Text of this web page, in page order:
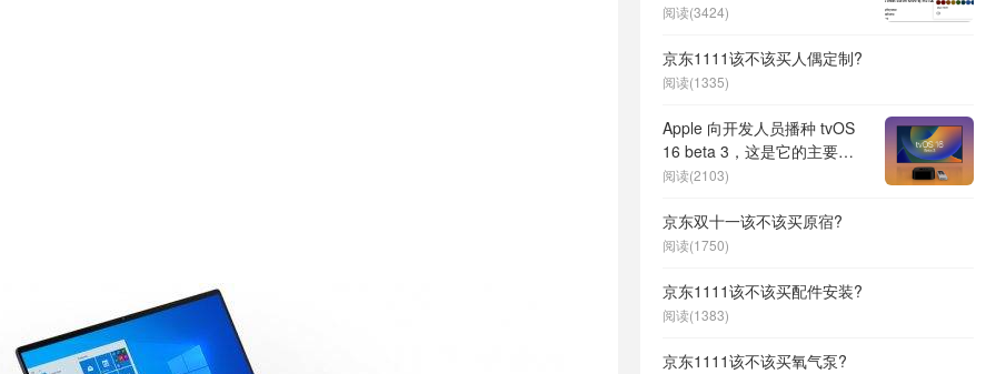
阅读(3424)
京东1111该不该买人偶定制?
阅读(1335)
Apple 向开发人员播种 tvOS
16 beta 3，这是它的主要功
能
阅读(2103)
京东双十一该不该买原宿?
阅读(1750)
京东1111该不该买配件安装?
阅读(1383)
京东1111该不该买氧气泵?